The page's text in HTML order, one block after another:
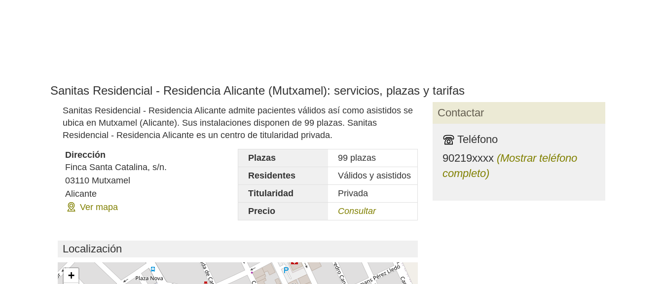
Sanitas Residencial - Residencia Alicante (Mutxamel): servicios, plazas y tarifas
Sanitas Residencial - Residencia Alicante admite pacientes válidos así como asistidos se
ubica en Mutxamel (Alicante). Sus instalaciones disponen de 99 plazas. Sanitas
Residencial - Residencia Alicante es un centro de titularidad privada.
Dirección
Finca Santa Catalina, s/n.
03110 Mutxamel
Alicante
Ver mapa
Plazas
99 plazas
Residentes
Válidos y asistidos
Titularidad
Privada
Precio
Consultar
Localización
Cargando mapa...
+
Contactar
Teléfono
90219xxxx (Mostrar teléfono
completo)